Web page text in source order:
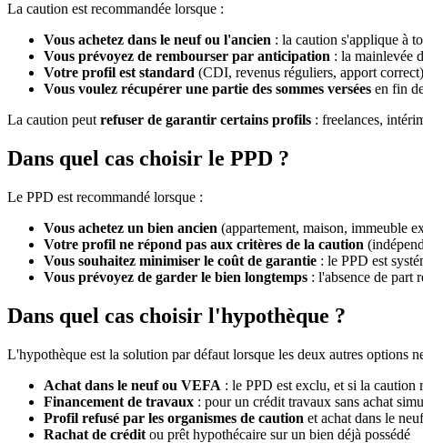
La caution est recommandée lorsque :
Vous achetez dans le neuf ou l'ancien : la caution s'applique à
Vous prévoyez de rembourser par anticipation : la mainlevée
Votre profil est standard (CDI, revenus réguliers, apport
Vous voulez récupérer une partie des sommes versées en fin
La caution peut refuser de garantir certains profils : freelances,
Dans quel cas choisir le PPD ?
Le PPD est recommandé lorsque :
Vous achetez un bien ancien (appartement, maison, immeuble
Votre profil ne répond pas aux critères de la caution
Vous souhaitez minimiser le coût de garantie : le PPD est
Vous prévoyez de garder le bien longtemps : l'absence de part
Dans quel cas choisir l'hypothèque ?
L'hypothèque est la solution par défaut lorsque les deux autres options
Achat dans le neuf ou VEFA : le PPD est exclu, et si la caution
Financement de travaux : pour un crédit travaux sans achat
Profil refusé par les organismes de caution et achat dans le neuf
Rachat de crédit ou prêt hypothécaire sur un bien déjà possédé